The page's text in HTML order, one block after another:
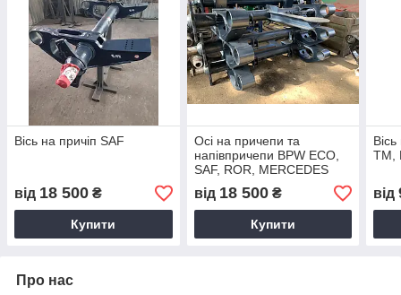
Вісь на причіп SAF
від 18 500 ₴
Купити
Осі на причепи та
напівпричепи BPW ECO,
SAF, ROR, MERCEDES
від 18 500₴
Купити
TM,
від
Про нас